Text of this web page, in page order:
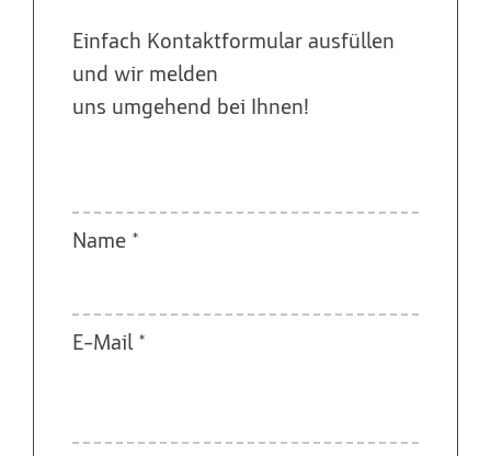
Mehr Lesen
Einfach Kontaktformular ausfüllen
und wir melden
uns umgehend bei Ihnen!
Name *
E-Mail *